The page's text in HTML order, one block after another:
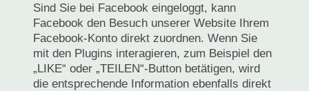
Sind Sie bei Facebook eingeloggt, kann
Facebook den Besuch unserer Website Ihrem
Facebook-Konto direkt zuordnen. Wenn Sie
mit den Plugins interagieren, zum Beispiel den
„LIKE“ oder „TEILEN“-Button betätigen, wird
die entsprechende Information ebenfalls direkt